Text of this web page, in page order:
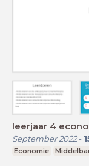
leerjaar 4
September 2022-
Economie